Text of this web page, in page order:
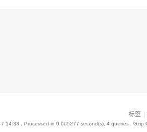
标签 |
7 14:38 , Processed in 0.005277 second(s), 4 queries , Gzip